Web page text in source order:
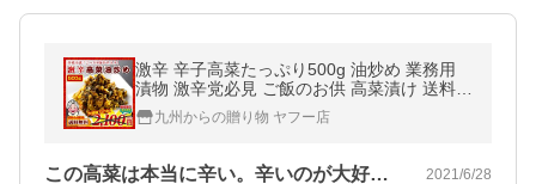
激辛 辛子高菜たっぷり500g 油炒め 業務用
漬物 激辛党必見 ご飯のお供 高菜漬け 送料無
料 チャーハン ピラフ パスタ ポイント利用
爆買 ポイント消化
九州からの贈り物 ヤフー店
この高菜は本当に辛い。辛いのが大好きな… 2021/6/28